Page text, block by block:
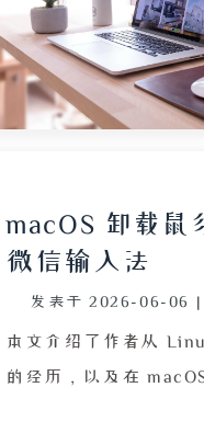
误判，而故意写烂、
者以论文查重类比，
配，不关心是否为人
最终，文章讽刺了当前
质量。
macOS 卸载鼠
微信输入法
发表于 2026-06-06 |
本文介绍了作者从
的经历，以及在